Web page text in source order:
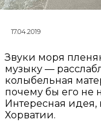
17.04.2019
Звуки моря
музыку —
колыбельная
почему бы его не
Интересная идея,
Хорватии.